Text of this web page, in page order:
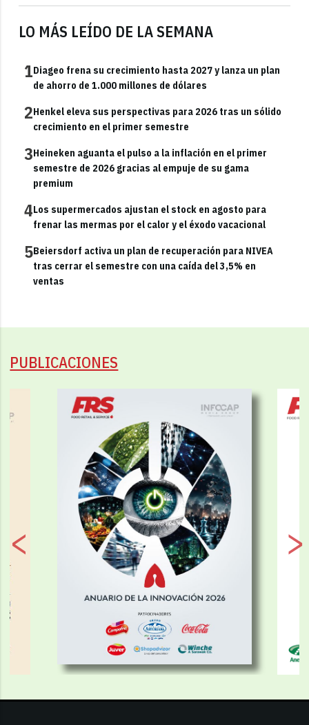
LO MÁS LEÍDO DE LA SEMANA
1Diageo frena su crecimiento hasta 2027 y lanza un plan
de ahorro de 1.000 millones de dólares
2Henkel eleva sus perspectivas para 2026 tras un sólido
crecimiento en el primer semestre
3Heineken aguanta el pulso a la inflación en el primer
semestre de 2026 gracias al empuje de su gama
premium
4Los supermercados ajustan el stock en agosto para
frenar las mermas por el calor y el éxodo vacacional
5Beiersdorf activa un plan de recuperación para NIVEA
tras cerrar el semestre con una caída del 3,5% en
ventas
PUBLICACIONES